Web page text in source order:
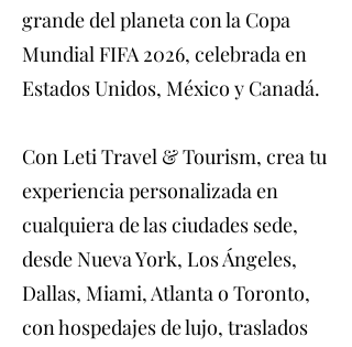
grande del planeta con la Copa
Mundial FIFA 2026, celebrada en
Estados Unidos, México y Canadá.
Con Leti Travel & Tourism, crea tu
experiencia personalizada en
cualquiera de las ciudades sede,
desde Nueva York, Los Ángeles,
Dallas, Miami, Atlanta o Toronto,
con hospedajes de lujo, traslados